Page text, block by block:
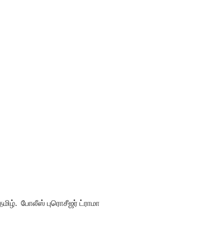
போலீஸ் புரொசீஜர் ட்ராமா